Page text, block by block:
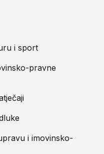
i sport
pravne
i imovinsko-